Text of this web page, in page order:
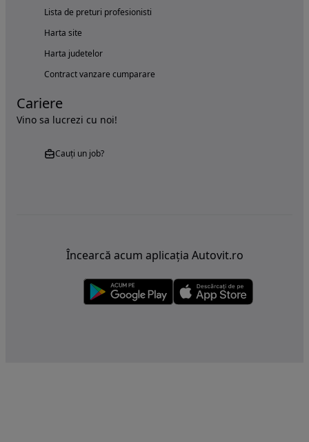
Lista de preturi profesionisti
Harta site
Harta judetelor
Contract vanzare cumparare
Cariere
Vino sa lucrezi cu noi!
Cauți un job?
Încearcă acum aplicația Autovit.ro